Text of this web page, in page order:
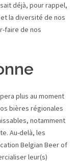
déjà, pour rappel,
la diversité de nos
faire de nos
plus au moment
bières régionales
notamment
Au-delà, les
Belgian Beer of
leur(s)